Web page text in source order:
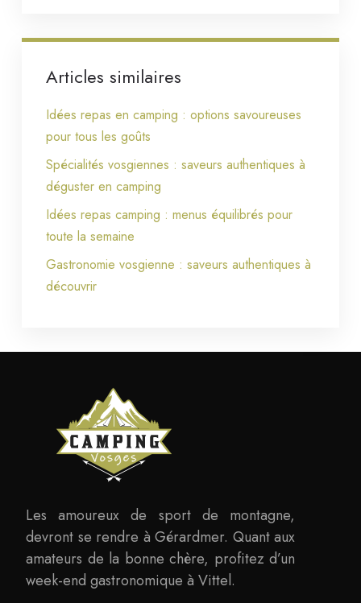
Articles similaires
Idées repas en camping : options savoureuses
pour tous les goûts
Spécialités vosgiennes : saveurs authentiques à
déguster en camping
Idées repas camping : menus équilibrés pour
toute la semaine
Gastronomie vosgienne : saveurs authentiques à
découvrir
Les amoureux de sport de montagne,
devront se rendre à Gérardmer. Quant aux
amateurs de la bonne chère, profitez d’un
week-end gastronomique à Vittel.